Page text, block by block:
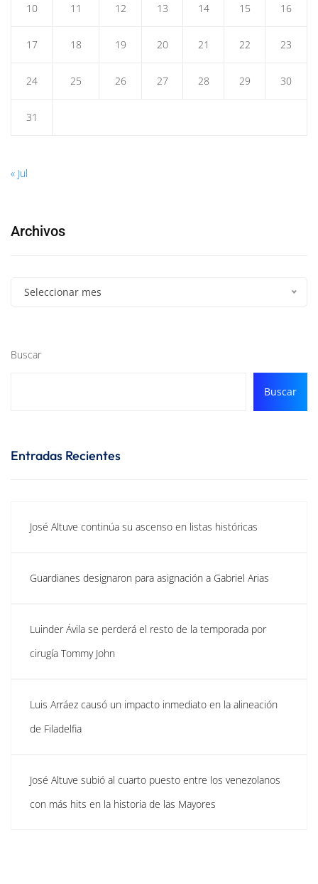
10 11 12 13 14 15 16
17 18 19 20 21 22 23
24 25 26 27 28 29 30
31
« Jul
Archivos
Seleccionar mes
Buscar
Buscar
Entradas Recientes
José Altuve continúa su ascenso en listas históricas
Guardianes designaron para asignación a Gabriel Arias
Luinder Ávila se perderá el resto de la temporada por
cirugía Tommy John
Luis Arráez causó un impacto inmediato en la alineación
de Filadelfia
José Altuve subió al cuarto puesto entre los venezolanos
con más hits en la historia de las Mayores